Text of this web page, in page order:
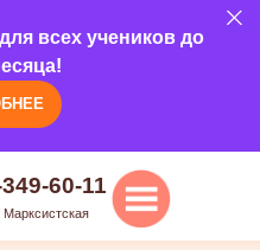
всех учеников до
Марксистская
д 20/1,Наши курсы
60-11